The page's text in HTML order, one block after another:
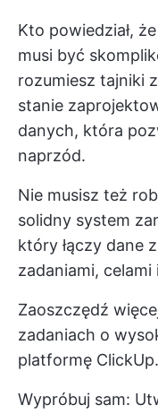
Kto powiedział,
musi być
rozumiesz tajniki
stanie
danych, która
naprzód.
Nie musisz też
solidny system
który łączy dane
zadaniami,
Zaoszczędź
zadaniach o
platformę ClickUp.
Wypróbuj sam: